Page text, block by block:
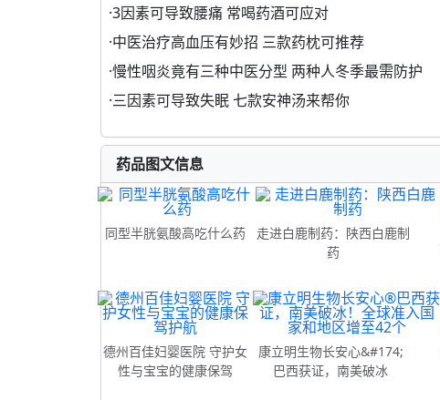
·3因素可导致腰痛 常喝药酒可应对
·中医治疗高血压有妙招 三款药枕可推荐
·慢性咽炎竟有三种中医分型 两种人冬季最需防护
·三因素可导致失眠 七款安神汤来帮你
药品图文信息
同型半胱氨酸高吃什么药
走进白鹿制药：陕西白鹿制
药
德州百佳妇婴医院 守护女
性与宝宝的健康保驾
康立明生物长安心&#174;
巴西获证，南美破冰